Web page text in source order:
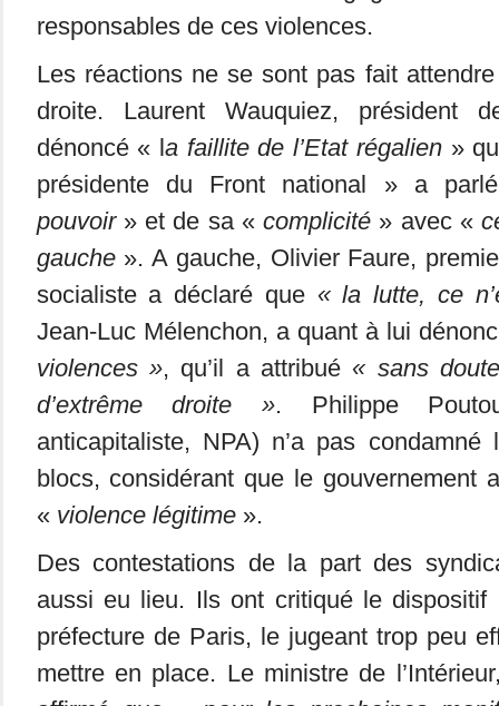
responsables de ces violences.
Les réactions ne se sont pas fait
droite. Laurent Wauquiez, président
dénoncé « la faillite de l’Etat régalien »
présidente du Front national » a
pouvoir» et de sa « complicité » avec «
gauche». A gauche, Olivier Faure,
socialiste a déclaré que « la lutte, ce
Jean-Luc Mélenchon, a quant à lui
violences », qu’il a attribué « sans
d’extrême droite ». Philippe
anticapitaliste, NPA) n’a pas
blocs, considérant que le gouvernement
« violence légitime».
Des contestations de la part des
aussi eu lieu. Ils ont critiqué le
préfecture de Paris, le jugeant trop peu
mettre en place. Le ministre de